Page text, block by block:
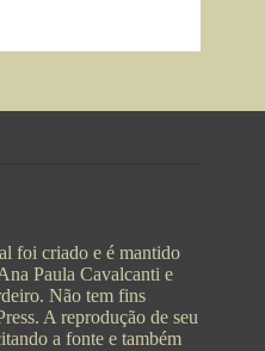
foi criado e é mantido
Paula Cavalcanti e
Não tem fins
A reprodução de seu
a fonte e também